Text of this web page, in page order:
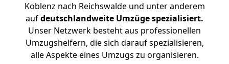
Koblenz nach Reichswalde und unter anderem
aufdeutschlandweite Umzüge spezialisiert.
Unser Netzwerk besteht aus professionellen
Umzugshelfern, die sich darauf spezialisieren,
alle Aspekte eines Umzugs zu organisieren.